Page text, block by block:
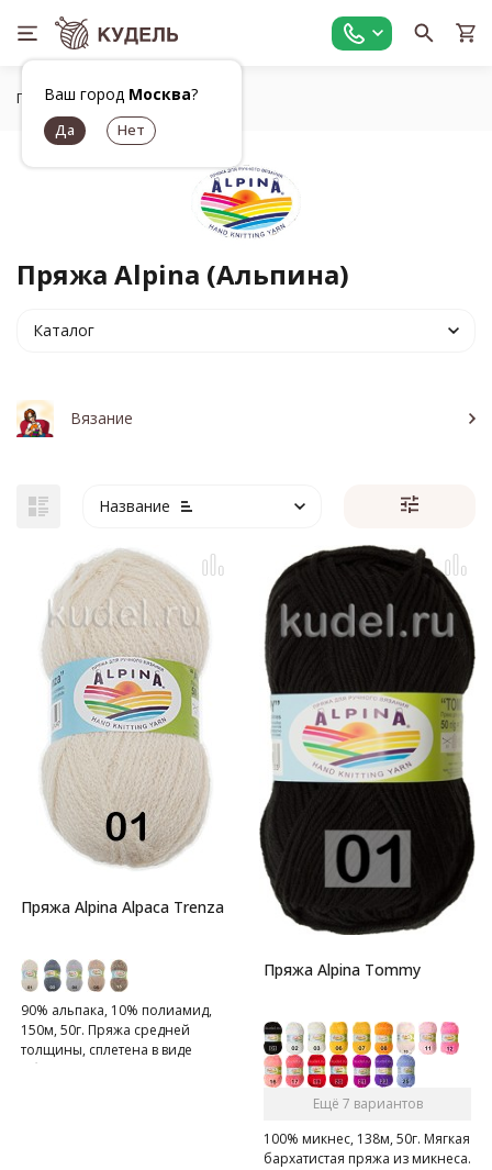
Ваш город Москва?
Главная Бренды Alpina
Пряжа Alpina (Альпина)
Каталог
Вязание
Название
Пряжа Alpina Alpaca Trenza
90% альпака, 10% полиамид,
150м, 50г. Пряжа средней
толщины, сплетена в виде
объемной цепочки/косы.
Пряжа Alpina Tommy
Ещё 7 вариантов
100% микнес, 138м, 50г. Мягкая
бархатистая пряжа из микнеса.